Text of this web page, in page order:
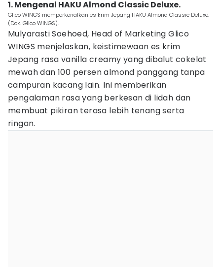
1. Mengenal HAKU Almond Classic Deluxe.
Glico WINGS memperkenalkan es krim Jepang HAKU Almond Classic Deluxe.
(Dok. Glico WINGS).
Mulyarasti Soehoed, Head of Marketing Glico
WINGS menjelaskan, keistimewaan es krim
Jepang rasa vanilla creamy yang dibalut cokelat
mewah dan 100 persen almond panggang tanpa
campuran kacang lain. Ini memberikan
pengalaman rasa yang berkesan di lidah dan
membuat pikiran terasa lebih tenang serta
ringan.